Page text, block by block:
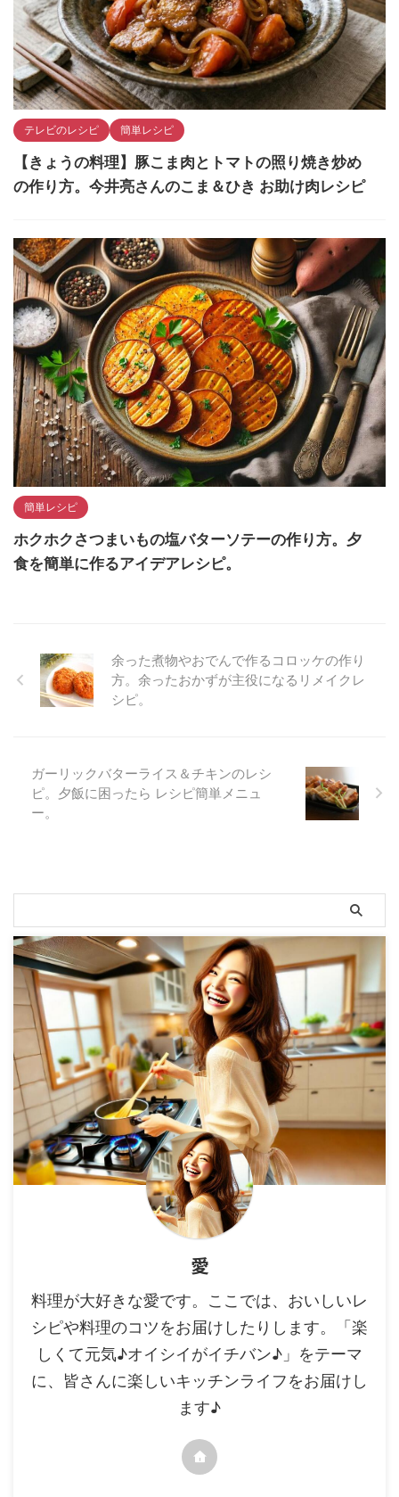
テレビのレシピ 簡単レシピ
【きょうの料理】豚こま肉とトマトの照り焼き炒め
の作り方。今井亮さんのこま＆ひき お助け肉レシピ
簡単レシピ
ホクホクさつまいもの塩バターソテーの作り方。夕
食を簡単に作るアイデアレシピ。
余った煮物やおでんで作るコロッケの作り
方。余ったおかずが主役になるリメイクレ
シピ。
ガーリックバターライス＆チキンのレシ
ピ。夕飯に困ったら レシピ簡単メニュ
ー。
愛
料理が大好きな愛です。ここでは、おいしいレ
シピや料理のコツをお届けしたりします。「楽
しくて元気♪オイシイがイチバン♪」をテーマ
に、皆さんに楽しいキッチンライフをお届けし
ます♪